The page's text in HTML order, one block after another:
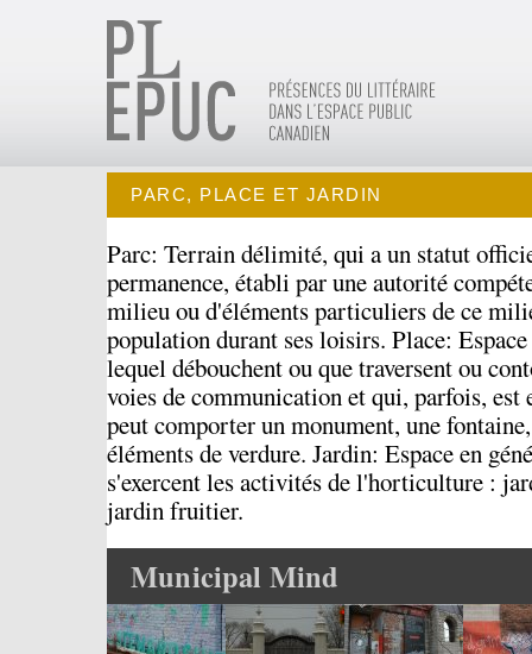
PARC, PLACE ET JARDIN
Parc: Terrain délimité, qui a un statut
permanence, établi par une autorité
milieu ou d'éléments particuliers de ce
population durant ses loisirs. Place:
lequel débouchent ou que traversent ou
voies de communication et qui, parfois, est
peut comporter un monument, une
éléments de verdure. Jardin: Espace en
s'exercent les activités de l'horticulture :
jardin fruitier.
Municipal Mind